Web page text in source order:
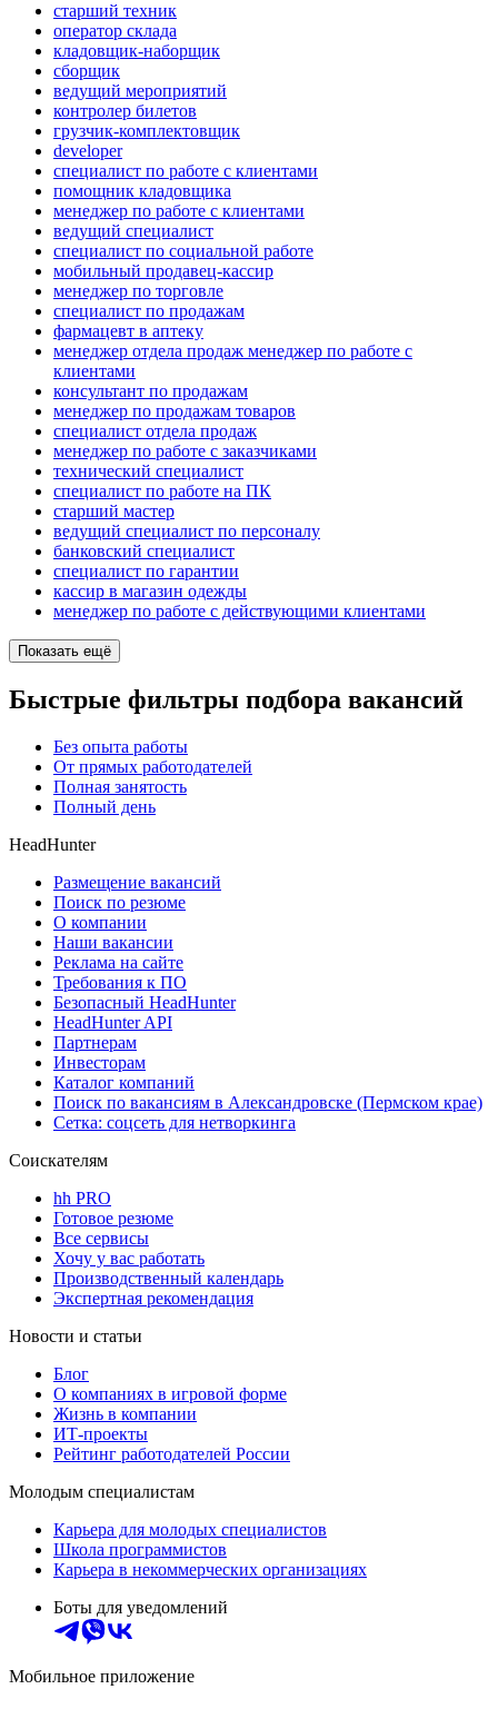
старший техник
оператор склада
кладовщик-наборщик
сборщик
ведущий мероприятий
контролер билетов
грузчик-комплектовщик
developer
специалист по работе с клиентами
помощник кладовщика
менеджер по работе с клиентами
ведущий специалист
специалист по социальной работе
мобильный продавец-кассир
менеджер по торговле
специалист по продажам
фармацевт в аптеку
менеджер отдела продаж менеджер по работе с
клиентами
консультант по продажам
менеджер по продажам товаров
специалист отдела продаж
менеджер по работе с заказчиками
технический специалист
специалист по работе на ПК
старший мастер
ведущий специалист по персоналу
банковский специалист
специалист по гарантии
кассир в магазин одежды
менеджер по работе с действующими клиентами
Показать ещё
Быстрые фильтры подбора вакансий
Без опыта работы
От прямых работодателей
Полная занятость
Полный день
HeadHunter
Размещение вакансий
Поиск по резюме
О компании
Наши вакансии
Реклама на сайте
Требования к ПО
Безопасный HeadHunter
HeadHunter API
Партнерам
Инвесторам
Каталог компаний
Поиск по вакансиям в Александровске (Пермском крае)
Сетка: соцсеть для нетворкинга
Соискателям
hh PRO
Готовое резюме
Все сервисы
Хочу у вас работать
Производственный календарь
Экспертная рекомендация
Новости и статьи
Блог
О компаниях в игровой форме
Жизнь в компании
ИТ-проекты
Рейтинг работодателей России
Молодым специалистам
Карьера для молодых специалистов
Школа программистов
Карьера в некоммерческих организациях
Боты для уведомлений
Мобильное приложение